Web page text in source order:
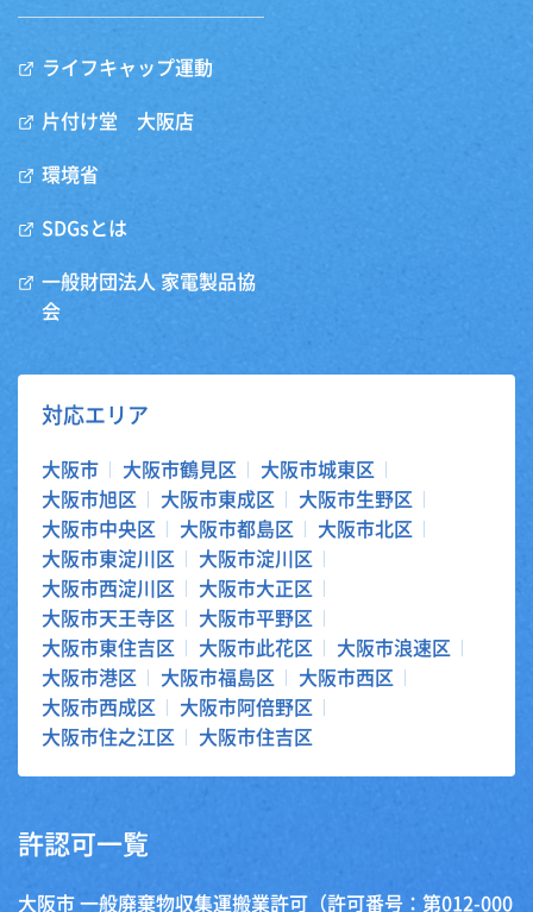
ライフキャップ運動
片付け堂 大阪店
環境省
SDGsとは
一般財団法人 家電製品協
会
対応エリア
大阪市 大阪市鶴見区
大阪市城東区
大阪市旭区
大阪市東成区
大阪市生野区
大阪市中央区
大阪市都島区
大阪市北区
大阪市東淀川区
大阪市淀川区
大阪市西淀川区
大阪市大正区
大阪市天王寺区
大阪市平野区
大阪市東住吉区
大阪市此花区
大阪市浪速区
大阪市港区
大阪市福島区
大阪市西区
大阪市西成区
大阪市阿倍野区
大阪市住之江区
大阪市住吉区
許認可一覧
大阪市 一般廃棄物収集運搬業許可（許可番号：第012-000